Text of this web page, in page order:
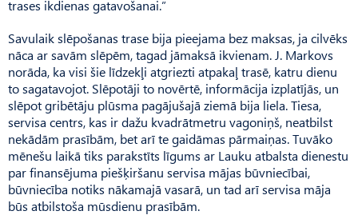
trases ikdienas gatavošanai.”
Savulaik slēpošanas trase bija pieejama bez maksas, ja cilvēks
nāca ar savām slēpēm, tagad jāmaksā ikvienam. J. Markovs
norāda, ka visi šie līdzekļi atgriezti atpakaļ trasē, katru dienu
to sagatavojot. Slēpotāji to novērtē, informācija izplatījās, un
slēpot gribētāju plūsma pagājušajā ziemā bija liela. Tiesa,
servisa centrs, kas ir dažu kvadrātmetru vagoniņš, neat­bilst
nekādām prasībām, bet arī te gaidāmas pārmaiņas. Tuvā­ko
mēnešu laikā tiks parakstīts līgums ar Lauku atbalsta dienestu
par finansējuma piešķiršanu servisa mājas būvniecībai,
būvniecība notiks nākamajā vasarā, un tad arī servisa māja
būs atbilstoša mūsdienu prasībām.